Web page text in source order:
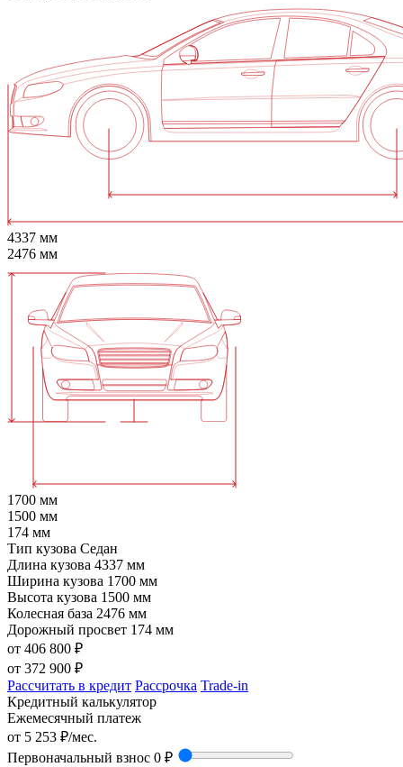
4337 мм
2476 мм
1700 мм
1500 мм
174 мм
Тип кузова Седан
Длина кузова 4337 мм
Ширина кузова 1700 мм
Высота кузова 1500 мм
Колесная база 2476 мм
Дорожный просвет 174 мм
от 406 800 ₽
от 372 900 ₽
Рассчитать в кредит Рассрочка Trade-in
Кредитный калькулятор
Ежемесячный платеж
от 5 253 ₽/мес.
Первоначальный взнос 0 ₽